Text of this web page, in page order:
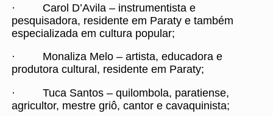
· Carol D’Avila – instrumentista e
pesquisadora, residente em Paraty e também
especializada em cultura popular;
· Monaliza Melo – artista, educadora e
produtora cultural, residente em Paraty;
· Tuca Santos – quilombola, paratiense,
agricultor, mestre griô, cantor e cavaquinista;